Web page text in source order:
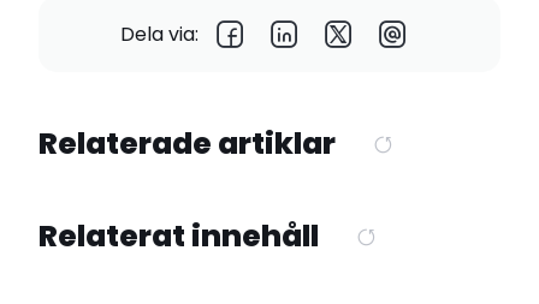
Dela via:
Relaterade artiklar
Relaterat innehåll